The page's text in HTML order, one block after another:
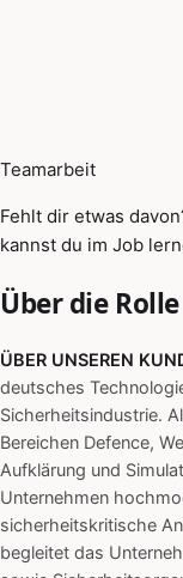
Teamarbeit
Fehlt dir etwas
kannst du im Job
Über die Rolle
ÜBER UNSEREN
deutsches
Sicherheitsindustrie.
Bereichen Defence,
Aufklärung und
Unternehmen
sicherheitskritische
begleitet das